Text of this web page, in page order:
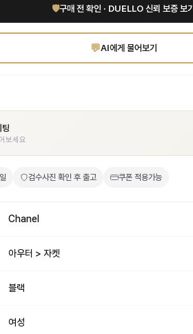
🛡구매 전 확인 · DUELLO 신뢰 보증 보기
💬AI에게 물어보기
보세요
검수사진 확인 후 출고 쿠폰 적용가능
Chanel
아우터 > 자켓
블랙
여성